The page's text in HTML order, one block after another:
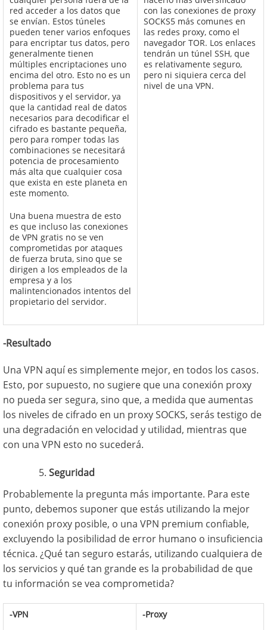
red acceder a los datos que
se envían. Estos túneles
pueden tener varios enfoques
para encriptar tus datos, pero
generalmente tienen
múltiples encriptaciones uno
encima del otro. Esto no es un
problema para tus
dispositivos y el servidor, ya
que la cantidad real de datos
necesarios para decodificar el
cifrado es bastante pequeña,
pero para romper todas las
combinaciones se necesitará
potencia de procesamiento
más alta que cualquier cosa
que exista en este planeta en
este momento.
Una buena muestra de esto
es que incluso las conexiones
de VPN gratis no se ven
comprometidas por ataques
de fuerza bruta, sino que se
dirigen a los empleados de la
empresa y a los
malintencionados intentos del
propietario del servidor.
con las conexiones de proxy
SOCKS5 más comunes en
las redes proxy, como el
navegador TOR. Los enlaces
tendrán un túnel SSH, que
es relativamente seguro,
pero ni siquiera cerca del
nivel de una VPN.
-Resultado
Una VPN aquí es simplemente mejor, en todos los casos.
Esto, por supuesto, no sugiere que una conexión proxy
no pueda ser segura, sino que, a medida que aumentas
los niveles de cifrado en un proxy SOCKS, serás testigo de
una degradación en velocidad y utilidad, mientras que
con una VPN esto no sucederá.
Seguridad
Probablemente la pregunta más importante. Para este
punto, debemos suponer que estás utilizando la mejor
conexión proxy posible, o una VPN premium confiable,
excluyendo la posibilidad de error humano o insuficiencia
técnica. ¿Qué tan seguro estarás, utilizando cualquiera de
los servicios y qué tan grande es la probabilidad de que
tu información se vea comprometida?
-VPN
-Proxy